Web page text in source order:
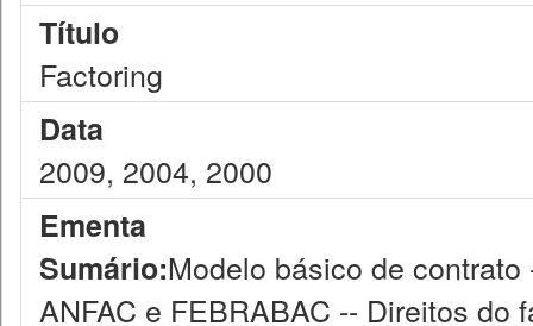
Título
Factoring
Data
2009, 2004, 2000
Ementa
Sumário:Modelo básico de
ANFAC e FEBRABAC -- Direitos